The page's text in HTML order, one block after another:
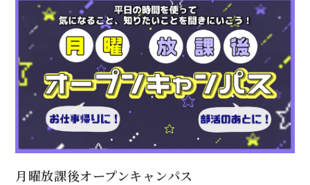
月曜放課後オープンキャンパス